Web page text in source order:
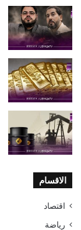
الاقسام
اقتصاد
رياضة